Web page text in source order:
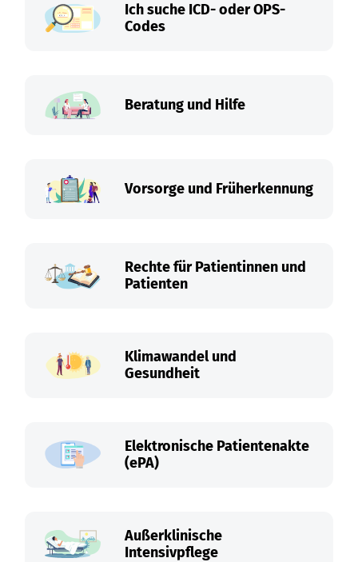
Ich suche ICD- oder OPS-
Codes
Beratung und Hilfe
Vorsorge und Früherkennung
Rechte für Patientinnen und
Patienten
Klimawandel und
Gesundheit
Elektronische Patientenakte
(ePA)
Außerklinische
Intensivpflege